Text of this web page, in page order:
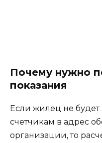
Почему нужно
показания
Если жилец не будет
счетчикам в адрес
организации, то